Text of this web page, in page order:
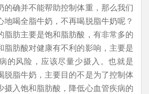
的确并不能帮助控制体重，那么我们
地喝全脂牛奶，不再喝脱脂牛奶呢？
脂肪主要是饱和脂肪酸，有非常多的
脂肪酸对健康有不利的影响，主要是
的风险，应该尽量少摄入。也就是
脱脂牛奶，主要目的不是为了控制体
摄入饱和脂肪酸，降低心血管疾病的